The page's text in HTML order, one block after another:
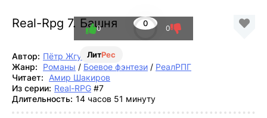
Real-Rpg 7. Башня
ЛитРес
0
0 0
Автор: Пётр Жгулёв
Жанр:
Романы / Боевое фэнтези / РеалРПГ
Читает:
Амир Шакиров
Из серии: Real-RPG #7
Длительность: 14 часов 51 минуту